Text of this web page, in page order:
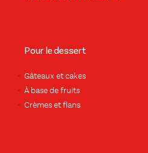
Pour le dessert
Gâteaux et cakes
À base de fruits
Crèmes et flans